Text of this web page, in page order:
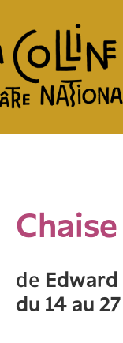
Chaise
de Edward
du 14 au